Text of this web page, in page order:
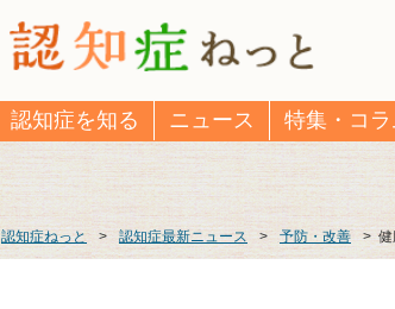
認知症を知る ニュース 特集・コラ
認知症ねっと > 認知症最新ニュース > 予防・改善 >